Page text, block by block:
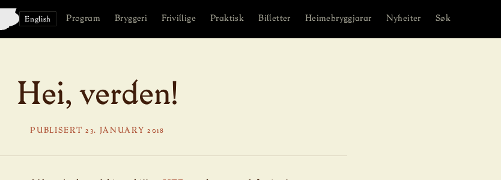
English Program Bryggeri Frivillige Praktisk Billetter Heimebryggjarar Nyheiter Søk
Hei, verden!
PUBLISERT 23. JANUARY 2018